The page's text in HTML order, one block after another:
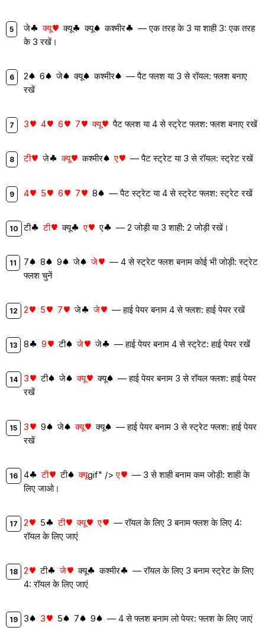
जे क्यू क्यू क्यू कश्मीर
— एक तरह के 3 या शाही 3: एक तरह
के 3 रखें।
2 6 जे क्यू कश्मीर
— पैट फ्लश या 3 से रॉयल: फ्लश बनाए
रखें
3 4 6 7 क्यू पैट फ्लश या 4 से स्ट्रेट फ्लश: फ्लश बनाए रखें
टी जे क्यू कश्मीर ए — पैट स्ट्रेट या 3 से रॉयल: स्ट्रेट रखें
4 5 6 7 8 — पैट स्ट्रेट या 4 से स्ट्रेट फ्लश: स्ट्रेट रखें
टी टी क्यू ए ए — 2 जोड़ी या 3 शाही: 2 जोड़ी रखें।
7 8 9 जे जे
— 4 से स्ट्रेट फ्लश बनाम कोई भी जोड़ी: स्ट्रेट
फ्लश चुनें
2 5 7 जे जे — हाई पेयर बनाम 4 से फ्लश: हाई पेयर रखें
8 9 टी जे जे — हाई पेयर बनाम 4 से स्ट्रेट: हाई पेयर रखें
3 टी जे क्यू क्यू
— हाई पेयर बनाम 3 से रॉयल फ्लश: हाई पेयर
रखें
3 9 जे क्यू क्यू
— हाई पेयर बनाम 3 से स्ट्रेट फ्लश: हाई पेयर
रखें
4 टी टी क्यूgif" />ए
— 3 से शाही बनाम कम जोड़ी: शाही के
लिए जाओ।
2 5 टी क्यू ए
— रॉयल के लिए 3 बनाम फ्लश के लिए 4:
रॉयल के लिए जाएं
2 टी जे क्यू कश्मीर
— रॉयल के लिए 3 बनाम स्ट्रेट के लिए
4: रॉयल के लिए जाएं
3 3 5 7 9 — 4 से फ्लश बनाम लो पेयर: फ्लश के लिए जाएं